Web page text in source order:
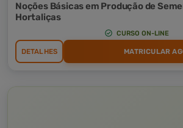
Noções Básicas em Produção de
Hortaliças
CURSO ON-LINE
DETALHES MATRICULAR